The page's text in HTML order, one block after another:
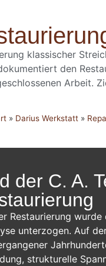
klassischer
den
Arbeit.
» Darius Werkstatt»
der C. A.
Restaurierung
unterzogen. Auf
strukturelle